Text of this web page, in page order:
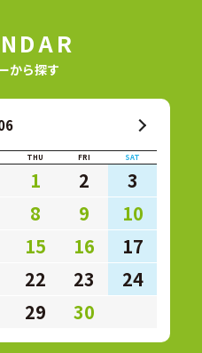
から探す
THU FRI SAT
1 2
3
8 9
10
15 16
17
22 23
24
29 30